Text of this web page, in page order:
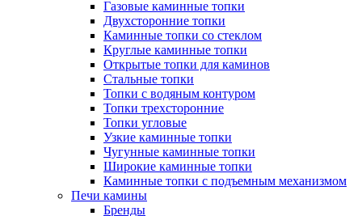
Газовые каминные топки
Двухсторонние топки
Каминные топки со стеклом
Круглые каминные топки
Открытые топки для каминов
Стальные топки
Топки с водяным контуром
Топки трехсторонние
Топки угловые
Узкие каминные топки
Чугунные каминные топки
Широкие каминные топки
Каминные топки с подъемным механизмом
Печи камины
Бренды